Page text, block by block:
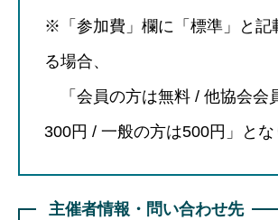
※「参加費」欄に「標準」と記
る場合、
「会員の方は無料 / 他協会会
300円 / 一般の方は500円」とな
主催者情報・問い合わせ先